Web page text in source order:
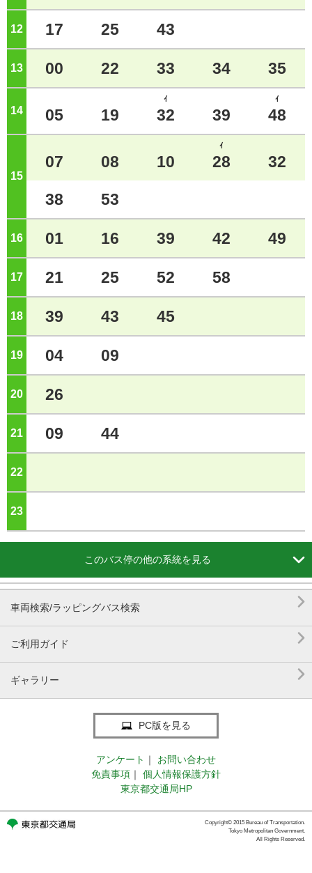
12 17 25 43
13 00 22 33 34 35
14 05 19
ｲ
32 39
ｲ
48
15
07 08 10
ｲ
28 32
38 53
16 01 16 39 42 49
17 21 25 52 58
18 39 43 45
19 04 09
20 26
21 09 44
22
23
このバス停の他の系統を見る 
車両検索/ラッピングバス検索 
ご利用ガイド 
ギャラリー 
PC版を見る
アンケート ｜
お問い合わせ
免責事項 ｜
個人情報保護方針
東京都交通局HP
Copyright© 2015 Bureau of Transportation.
Tokyo Metropolitan Government.
All Rights Reserved.